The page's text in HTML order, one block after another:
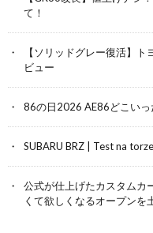
て！
【ソリッドグレー復活】
ビュー
86の日2026 AE86どこいっ
SUBARU BRZ | Test na
公式が仕上げたカスタムカ
くて欲しくなるオープンを